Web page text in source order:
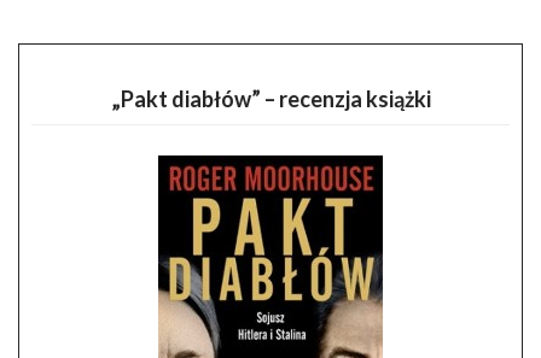
„Pakt diabłów” – recenzja książki